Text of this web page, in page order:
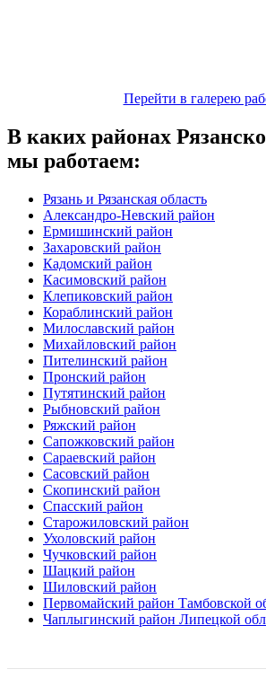
Перейти в галерею
В каких районах
мы работаем:
Рязань и Рязанская область
Александро-Невский район
Ермишинский район
Захаровский район
Кадомский район
Касимовский район
Клепиковский район
Кораблинский район
Милославский район
Михайловский район
Пителинский район
Пронский район
Путятинский район
Рыбновский район
Ряжский район
Сапожковский район
Сараевский район
Сасовский район
Скопинский район
Спасский район
Старожиловский район
Ухоловский район
Чучковский район
Шацкий район
Шиловский район
Первомайский район Тамбовской
Чаплыгинский район Липецкой